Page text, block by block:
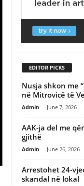
EDITOR PICKS
Nusja shkon me
në Mitrovicë të
Admin - June 7, 2026
AAK-ja del me
gjithë
Admin - June 26, 2026
Arrestohet 24-
skandal në lokal